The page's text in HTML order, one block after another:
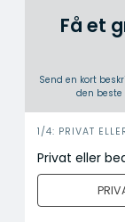
Få et
Send en kort
den beste
i
n
n
o
1/4: PRIVAT
Privat eller